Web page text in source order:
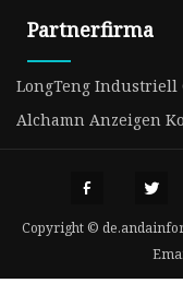
Partnerfirma
LongTeng Industriell
Alchamn Anzeigen
Copyright ©